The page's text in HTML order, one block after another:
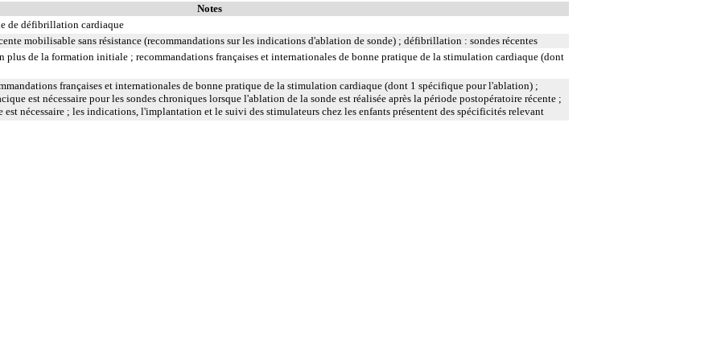
Notes
de défibrillation cardiaque
mobilisable sans résistance (recommandations sur les indications d'ablation de sonde) ; défibrillation : sondes récentes
plus de la formation initiale ; recommandations françaises et internationales de bonne pratique de la stimulation cardiaque (dont
françaises et internationales de bonne pratique de la stimulation cardiaque (dont 1 spécifique pour l'ablation) ;
est nécessaire pour les sondes chroniques lorsque l'ablation de la sonde est réalisée après la période postopératoire récente ;
nécessaire ; les indications, l'implantation et le suivi des stimulateurs chez les enfants présentent des spécificités relevant